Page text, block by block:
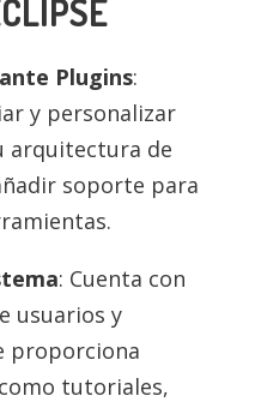
Plugins:
y personalizar
arquitectura de
soporte para
: Cuenta con
usuarios y
proporciona
tutoriales,